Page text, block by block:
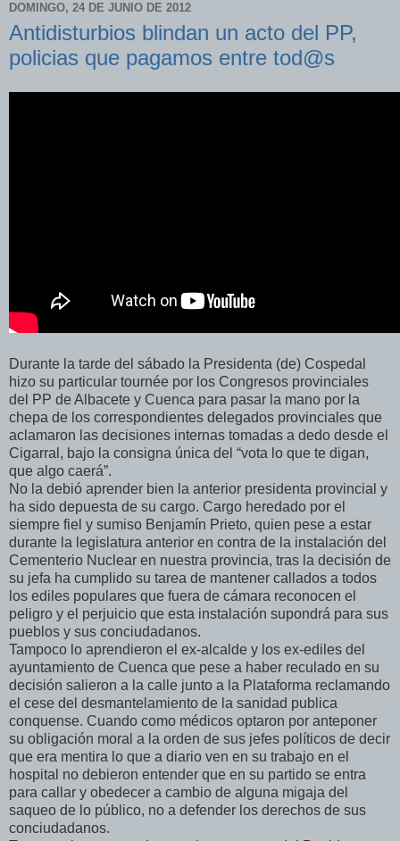
DOMINGO, 24 DE JUNIO DE 2012
Antidisturbios blindan un acto del PP,
policias que pagamos entre tod@s
Durante la tarde del sábado la Presidenta (de) Cospedal
hizo su particular tournée por los Congresos provinciales
del PP de Albacete y Cuenca para pasar la mano por la
chepa de los correspondientes delegados provinciales que
aclamaron las decisiones internas tomadas a dedo desde el
Cigarral, bajo la consigna única del “vota lo que te digan,
que algo caerá”.
No la debió aprender bien la anterior presidenta provincial y
ha sido depuesta de su cargo. Cargo heredado por el
siempre fiel y sumiso Benjamín Prieto, quien pese a estar
durante la legislatura anterior en contra de la instalación del
Cementerio Nuclear en nuestra provincia, tras la decisión de
su jefa ha cumplido su tarea de mantener callados a todos
los ediles populares que fuera de cámara reconocen el
peligro y el perjuicio que esta instalación supondrá para sus
pueblos y sus conciudadanos.
Tampoco lo aprendieron el ex-alcalde y los ex-ediles del
ayuntamiento de Cuenca que pese a haber reculado en su
decisión salieron a la calle junto a la Plataforma reclamando
el cese del desmantelamiento de la sanidad publica
conquense. Cuando como médicos optaron por anteponer
su obligación moral a la orden de sus jefes políticos de decir
que era mentira lo que a diario ven en su trabajo en el
hospital no debieron entender que en su partido se entra
para callar y obedecer a cambio de alguna migaja del
saqueo de lo público, no a defender los derechos de sus
conciudadanos.